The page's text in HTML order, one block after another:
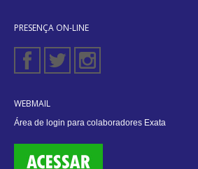
PRESENÇA ON-LINE
WEBMAIL
Área de login para colaboradores Exata